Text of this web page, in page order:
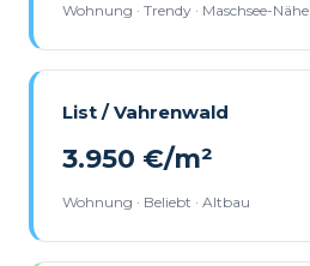
Wohnung · Trendy · Maschsee-Nähe
List / Vahrenwald
3.950 €/m²
Wohnung · Beliebt · Altbau